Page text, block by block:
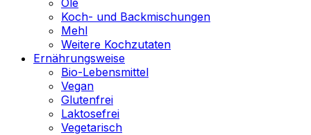
Koch- und Backmischungen
Mehl
Weitere Kochzutaten
Ernährungsweise
Bio-Lebensmittel
Vegan
Glutenfrei
Laktosefrei
Vegetarisch